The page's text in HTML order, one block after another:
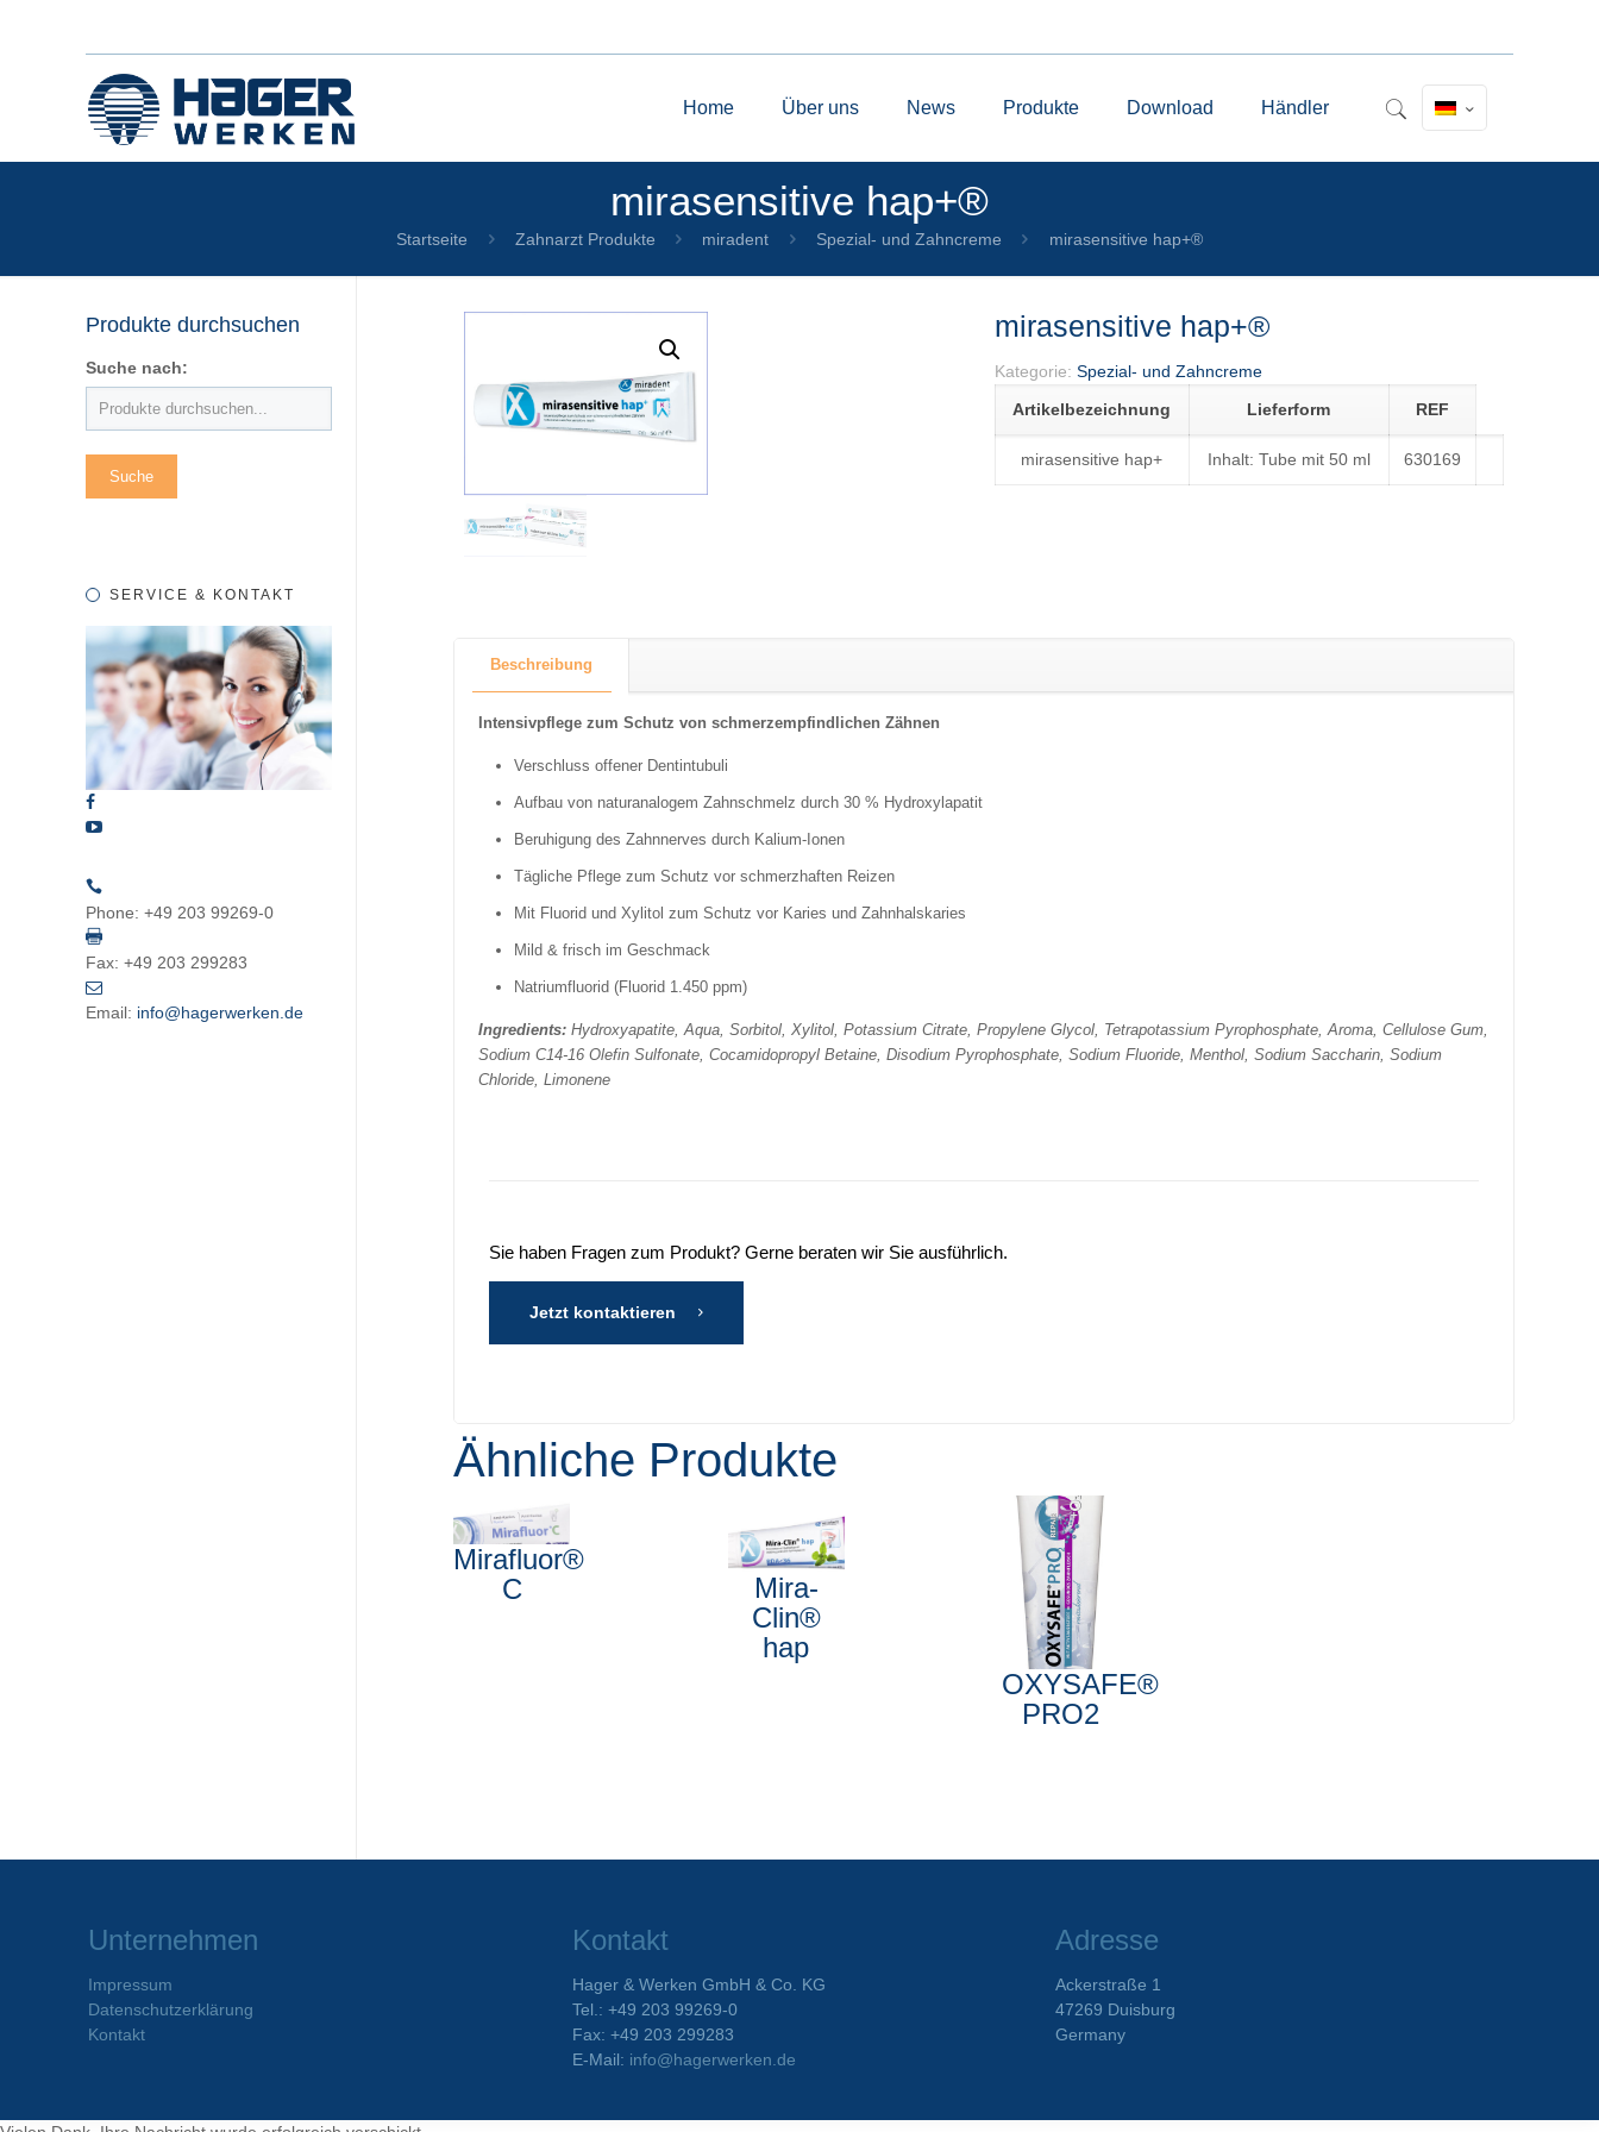
Home Über uns News Produkte Download Händler
mirasensitive hap+®
Startseite Zahnarzt Produkte miradent Spezial- und Zahncreme mirasensitive hap+®
mirasensitive hap+®
Kategorie: Spezial- und Zahncreme
Artikelbezeichnung
Lieferform REF
mirasensitive hap+ Inhalt: Tube mit 50 ml 630169
Beschreibung
Intensivpflege zum Schutz von schmerzempfindlichen Zähnen
Verschluss offener Dentintubuli
Aufbau von naturanalogem Zahnschmelz durch 30 % Hydroxylapatit
Beruhigung des Zahnnerves durch Kalium-Ionen
Tägliche Pflege zum Schutz vor schmerzhaften Reizen
Mit Fluorid und Xylitol zum Schutz vor Karies und Zahnhalskaries
Mild & frisch im Geschmack
Natriumfluorid (Fluorid 1.450 ppm)
Ingredients: Hydroxyapatite, Aqua, Sorbitol, Xylitol, Potassium Citrate, Propylene Glycol, Tetrapotassium Pyrophosphate, Aroma, Cellulose Gum,
Sodium C14-16 Olefin Sulfonate, Cocamidopropyl Betaine, Disodium Pyrophosphate, Sodium Fluoride, Menthol, Sodium Saccharin, Sodium
Chloride, Limonene
Sie haben Fragen zum Produkt? Gerne beraten wir Sie ausführlich.
Jetzt kontaktieren
Ähnliche Produkte
Mirafluor®
C
Mira-
Clin®
hap
OXYSAFE®
PRO2
Produkte durchsuchen
Suche nach:
SERVICE & KONTAKT
Phone: +49 203 99269-0
Fax: +49 203 299283
Email: info@hagerwerken.de
Unternehmen
Impressum
Datenschutzerklärung
Kontakt
Kontakt
Hager & Werken GmbH & Co. KG
Tel.: +49 203 99269-0
Fax: +49 203 299283
E-Mail: info@hagerwerken.de
Adresse
Ackerstraße 1
47269 Duisburg
Germany